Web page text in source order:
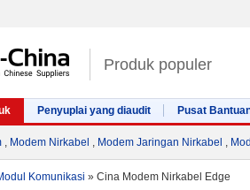
Produk populer
Penyuplai yang diaudit Pusat
, Modem Nirkabel , Modem Jaringan Nirkabel ,
Komunikasi » Cina Modem Nirkabel Edge